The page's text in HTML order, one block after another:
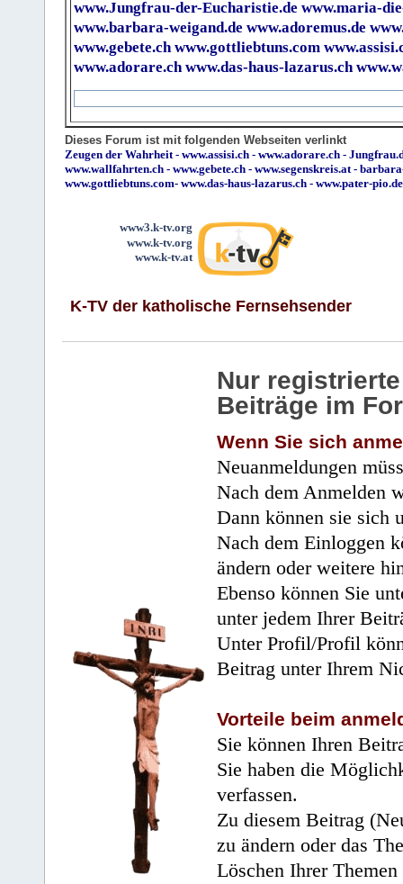
www.Jungfrau-der-Eucharistie.de www.maria-
www.barbara-weigand.de www.adoremus.de
www.gebete.ch www.gottliebtuns.com
www.adorare.ch www.das-haus-lazarus.ch
Dieses Forum ist mit folgenden Webseiten verlinkt
Zeugen der Wahrheit - www.assisi.ch - www.adorare.ch -
www.wallfahrten.ch - www.gebete.ch - www.segenskreis.at -
www.gottliebtuns.com- www.das-haus-lazarus.ch - www.pater-pio.de
www3.k-tv.org
www.k-tv.org
www.k-tv.at
K-TV der katholische Fernsehsender
Nur
Beiträge im
Wenn Sie sich
Neuanmeldungen
Nach dem Anmelden
Dann können sie sich
Nach dem Einloggen
ändern oder weitere
Ebenso können Sie
unter jedem Ihrer
Unter Profil/Profil
Beitrag unter Ihrem
Vorteile beim
Sie können Ihren
Sie haben die
verfassen.
Zu diesem Beitrag
zu ändern oder das
Löschen Ihrer